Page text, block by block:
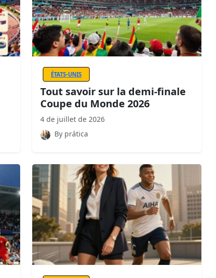
ÉTATS-UNIS
Tout savoir sur la demi-finale
Coupe du Monde 2026
4 de juillet de 2026
By prática